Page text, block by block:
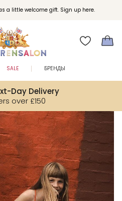
a little welcome gift. Sign up here.
для эксклюзивных привилегий при
Day Delivery
over £150
SALE БРЕНДЫ